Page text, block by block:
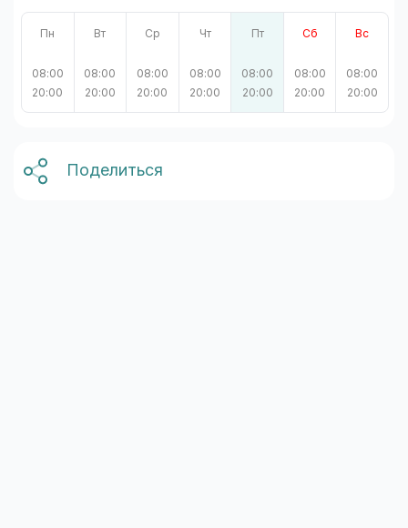
Пн
08:00
20:00
Вт
08:00
20:00
Ср
08:00
20:00
Чт
08:00
20:00
Пт
08:00
20:00
Сб
08:00
20:00
Вс
08:00
20:00
Поделиться